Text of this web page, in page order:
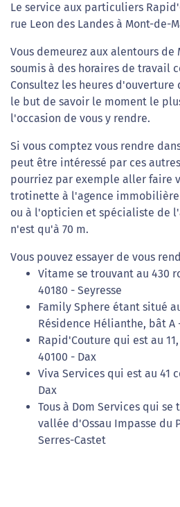
Le service aux particuliers
rue Leon des Landes à Mont-de-
Vous demeurez aux alentours de
soumis à des horaires de travail
Consultez les heures d'ouverture
le but de savoir le moment le
l'occasion de vous y rendre.
Si vous comptez vous rendre
peut être intéressé par ces
pourriez par exemple aller faire
trotinette à l'agence immobilière
ou à l'opticien et spécialiste de
n'est qu'à 70 m.
Vous pouvez essayer de vous
Vitame se trouvant au 430
40180 - Seyresse
Family Sphere étant situé
Résidence Hélianthe, bât A
Rapid'Couture qui est au
40100 - Dax
Viva Services qui est au 41
Dax
Tous à Dom Services qui se
vallée d'Ossau Impasse du
Serres-Castet